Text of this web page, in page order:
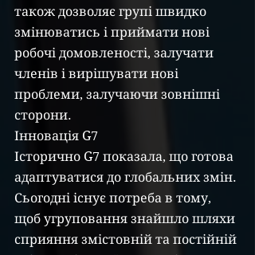
також дозволяє групі швидко
змінюватись і приймати нові
робочі домовленості, залучати
членів і вирішувати нові
проблеми, залучаючи зовнішні
сторони.
Інновація G7
Історично G7 показала, що готова
адаптуватися до глобальних змін.
Сьогодні існує потреба в тому,
щоб угруповання знайшло шляхи
сприяння змістовній та постійній